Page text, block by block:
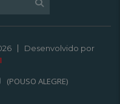
Desenvolvido por
(POUSO ALEGRE)